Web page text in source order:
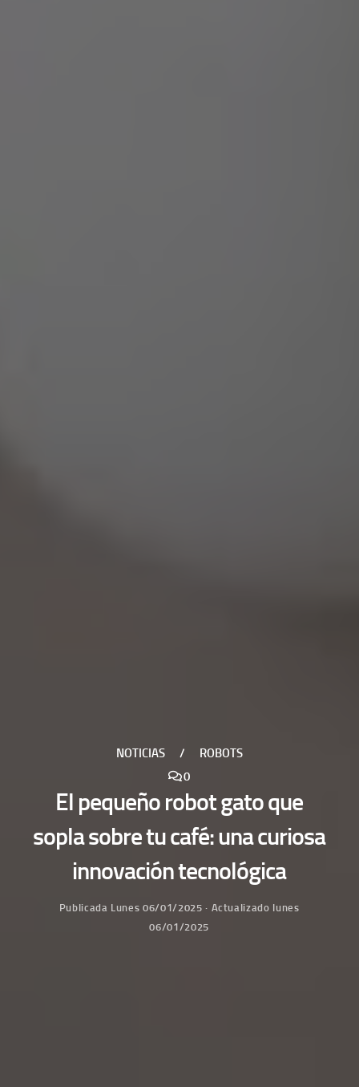
NOTICIAS /
ROBOTS
0
El pequeño robot gato que
sopla sobre tu café: una curiosa
innovación tecnológica
Publicada Lunes 06/01/2025 · Actualizado lunes
06/01/2025